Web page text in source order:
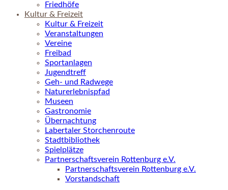
Friedhöfe
Kultur & Freizeit
Kultur & Freizeit
Veranstaltungen
Vereine
Freibad
Sportanlagen
Jugendtreff
Geh- und Radwege
Naturerlebnispfad
Museen
Gastronomie
Übernachtung
Labertaler Storchenroute
Stadtbibliothek
Spielplätze
Partnerschaftsverein Rottenburg e.V.
Partnerschaftsverein Rottenburg e.V.
Vorstandschaft